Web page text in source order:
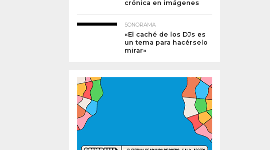
crónica en imágenes
SONORAMA
«El caché de los DJs es
un tema para hacérselo
mirar»